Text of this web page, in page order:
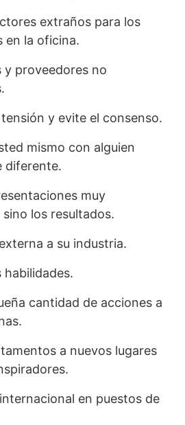
extraños para los
en la oficina.
y proveedores no
y evite el consenso.
mismo con alguien
diferente.
muy
los resultados.
a su industria.
habilidades.
cantidad de acciones a
a nuevos lugares
en puestos de